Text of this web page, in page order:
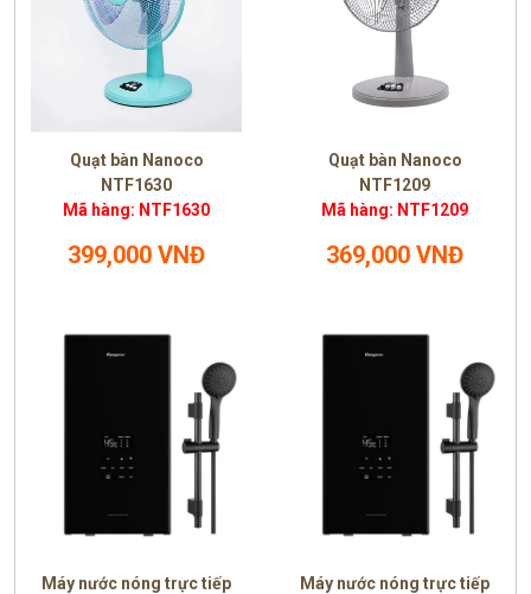
Quạt bàn Nanoco
NTF1630
Mã hàng: NTF1630
399,000 VNĐ
Quạt bàn Nanoco
NTF1209
Mã hàng: NTF1209
369,000 VNĐ
Máy nước nóng trực tiếp
Máy nước nóng trực tiếp